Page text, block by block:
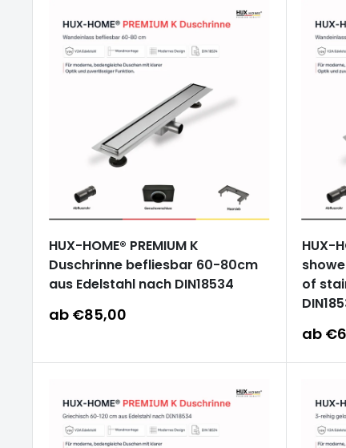
HUX-HOME® PREMIUM K
Duschrinne befliesbar 60-80cm
aus Edelstahl nach DIN18534
Sonderpreis
ab €85,00
HUX-
of
ab